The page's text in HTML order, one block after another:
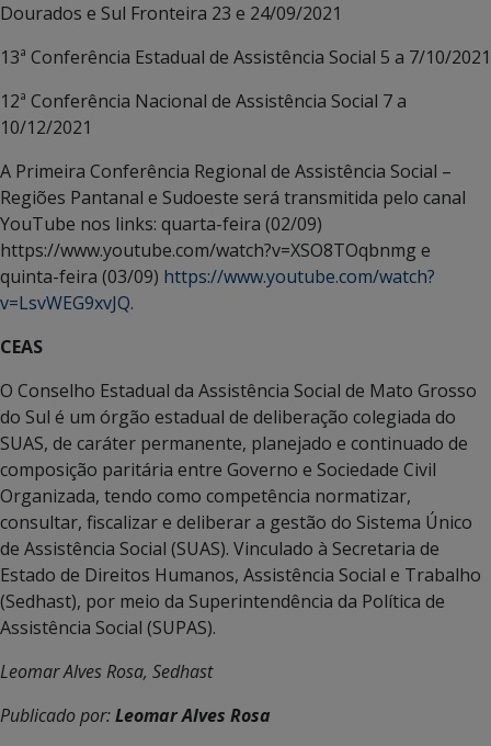
Dourados e Sul Fronteira 23 e 24/09/2021
13ª Conferência Estadual de Assistência Social 5 a 7/10/2021
12ª Conferência Nacional de Assistência Social 7 a
10/12/2021
A Primeira Conferência Regional de Assistência Social –
Regiões Pantanal e Sudoeste será transmitida pelo canal
YouTube nos links: quarta-feira (02/09)
https://www.youtube.com/watch?v=XSO8TOqbnmg e
quinta-feira (03/09) https://www.youtube.com/watch?
v=LsvWEG9xvJQ.
CEAS
O Conselho Estadual da Assistência Social de Mato Grosso
do Sul é um órgão estadual de deliberação colegiada do
SUAS, de caráter permanente, planejado e continuado de
composição paritária entre Governo e Sociedade Civil
Organizada, tendo como competência normatizar,
consultar, fiscalizar e deliberar a gestão do Sistema Único
de Assistência Social (SUAS). Vinculado à Secretaria de
Estado de Direitos Humanos, Assistência Social e Trabalho
(Sedhast), por meio da Superintendência da Política de
Assistência Social (SUPAS).
Leomar Alves Rosa, Sedhast
Publicado por:Leomar Alves Rosa